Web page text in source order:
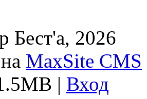
Бест'а, 2026
MaxSite CMS
| Вход